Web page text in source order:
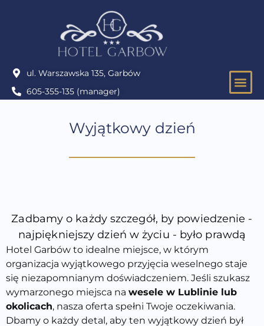
ul. Warszawska 135, Garbów
605-355-135 (manager)
Wyjątkowy dzień
Zadbamy o każdy szczegół, by powiedzenie -
najpiękniejszy dzień w życiu - było prawdą
Hotel Garbów to idealne miejsce, w którym
organizacja wyjątkowego przyjęcia weselnego staje
się niezapomnianym doświadczeniem. Jeśli szukasz
wymarzonego miejsca na wesele w Lublinie lub
okolicach, nasza oferta spełni Twoje oczekiwania.
Dbamy o każdy detal, aby ten wyjątkowy dzień był